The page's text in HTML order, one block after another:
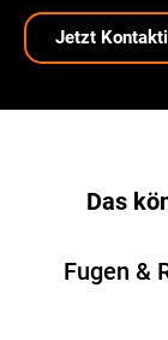
Jetzt
Das
Fugen &